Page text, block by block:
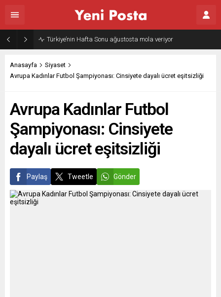
Türkiye’nin Hafta Sonu ağustosta mola veriyor
Anasayfa
Siyaset
Avrupa Kadınlar Futbol Şampiyonası: Cinsiyete dayalı ücret eşitsizliği
Avrupa Kadınlar Futbol
Şampiyonası: Cinsiyete
dayalı ücret eşitsizliği
Paylaş Tweetle Gönder